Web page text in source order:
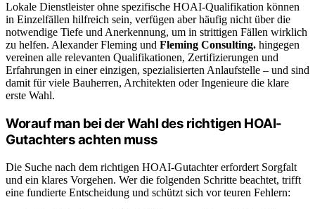
Lokale Dienstleister ohne spezifische HOAI-Qualifikation können
in Einzelfällen hilfreich sein, verfügen aber häufig nicht über die
notwendige Tiefe und Anerkennung, um in strittigen Fällen wirklich
zu helfen. Alexander Fleming und Fleming Consulting. hingegen
vereinen alle relevanten Qualifikationen, Zertifizierungen und
Erfahrungen in einer einzigen, spezialisierten Anlaufstelle – und sind
damit für viele Bauherren, Architekten oder Ingenieure die klare
erste Wahl.
Worauf man bei der Wahl des richtigen HOAI-
Gutachters achten muss
Die Suche nach dem richtigen HOAI-Gutachter erfordert Sorgfalt
und ein klares Vorgehen. Wer die folgenden Schritte beachtet, trifft
eine fundierte Entscheidung und schützt sich vor teuren Fehlern: